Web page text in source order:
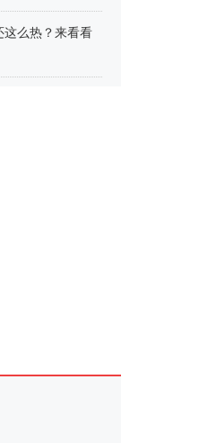
这么热？来看看